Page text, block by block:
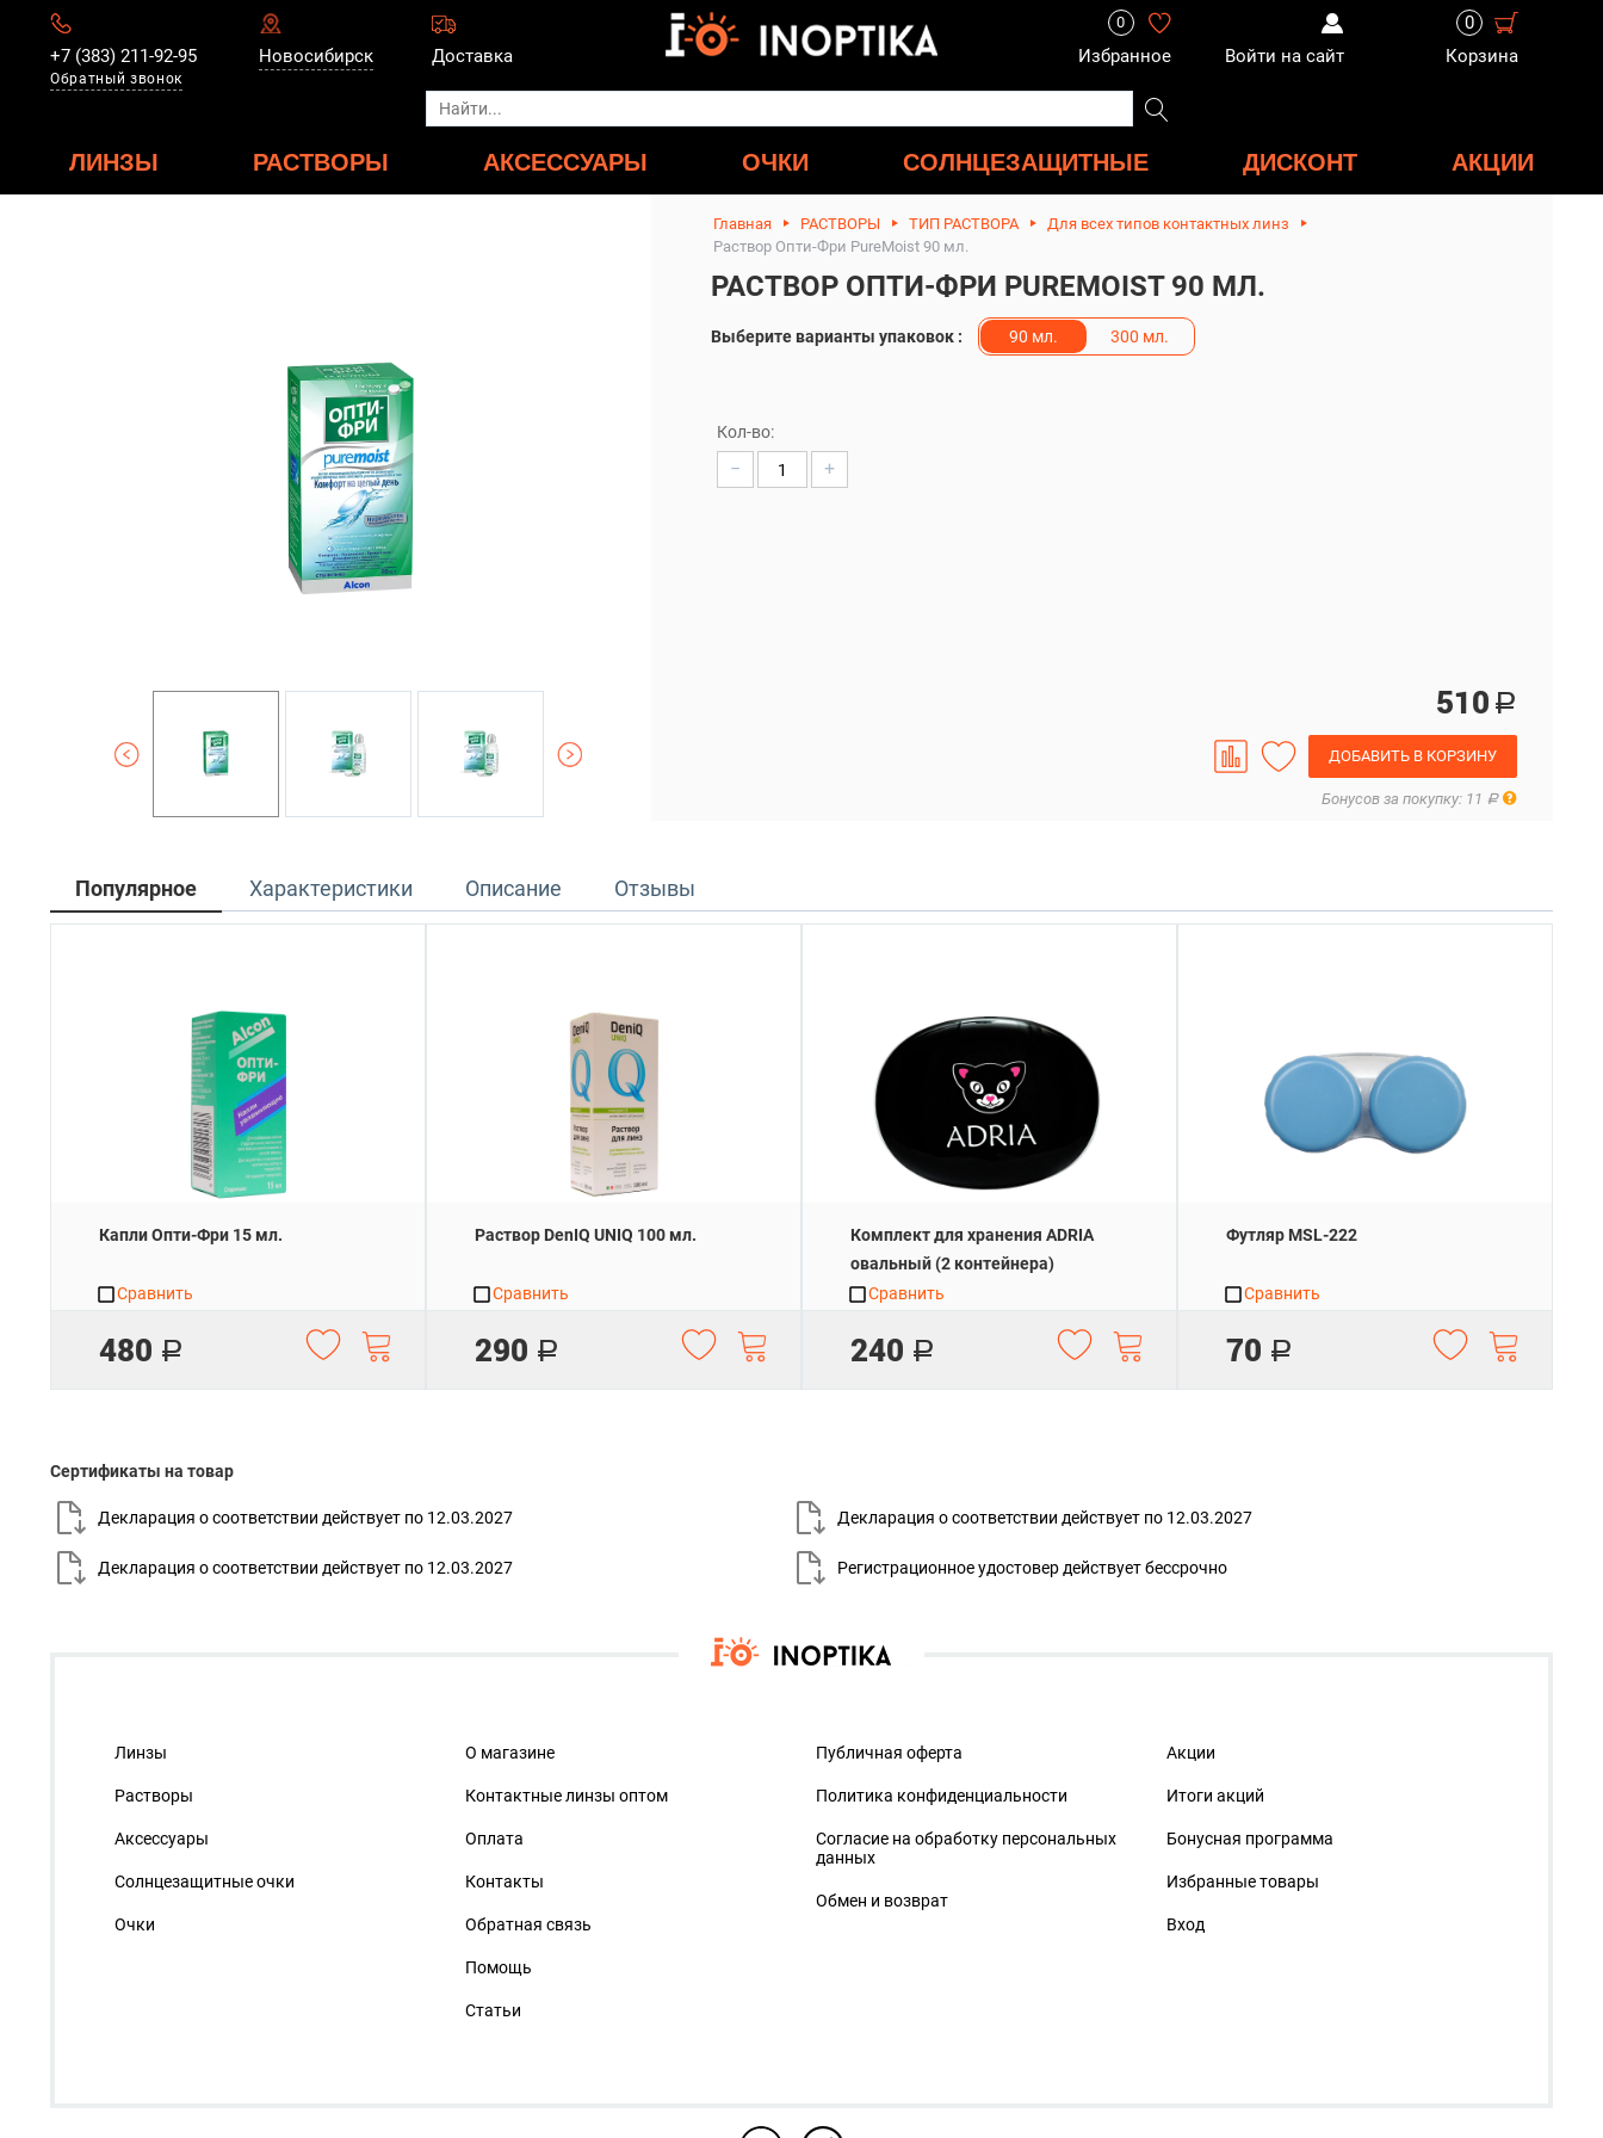
+7 (383) 211-92-95
Обратный звонок
Новосибирск Доставка
0
Избранное Войти на сайт
0
Корзина
ЛИНЗЫ РАСТВОРЫ АКСЕССУАРЫ ОЧКИ СОЛНЦЕЗАЩИТНЫЕ ДИСКОНТ АКЦИИ
Главная РАСТВОРЫ ТИП РАСТВОРА
Для всех типов контактных линз
Раствор Опти-Фри PureMoist 90 мл.
РАСТВОР ОПТИ-ФРИ PUREMOIST 90 МЛ.
Выберите варианты упаковок : 90 мл. 300 мл.
Кол-во:
− +
510 Р
ДОБАВИТЬ В КОРЗИНУ
Бонусов за покупку: 11 Р Правила
Популярное Характеристики Описание Отзывы
Капли Опти-Фри 15 мл.
480 Р
Сравнить
Раствор DenIQ UNIQ 100 мл.
290 Р
Сравнить
Комплект для хранения ADRIA
овальный (2 контейнера)
240 Р
Сравнить
Футляр MSL-222
70 Р
Сравнить
Сертификаты на товар
Декларация о соответствии действует по 12.03.2027 Декларация о соответствии действует по 12.03.2027
Декларация о соответствии действует по 12.03.2027 Регистрационное удостовер действуетбессрочно
Линзы
Растворы
Аксессуары
Солнцезащитные очки
Очки
О магазине
Контактные линзы оптом
Оплата
Контакты
Обратная связь
Помощь
Статьи
Публичная оферта
Политика конфиденциальности
Согласие на обработку персональных
данных
Обмен и возврат
Акции
Итоги акций
Бонусная программа
Избранные товары
Вход